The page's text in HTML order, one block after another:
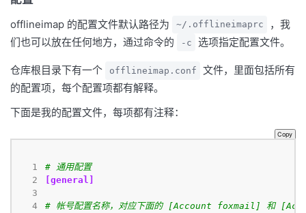
offlineimap 的配置文件默认路径为 ~/.offlineimaprc
，我
们也可以放在任何地方，通过命令的
-c 选项指定配置文件。
仓库根目录下有一个 offlineimap.conf
文件，里面包括所有
的配置项，每个配置项都有解释。
下面是我的配置文件，每项都有注释：
Copy
  1
  2
  3
  4
# 通用配置
[general]
# 帐号配置名称，对应下面的 [Account foxmail] 和